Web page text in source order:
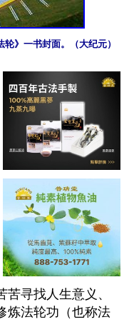
》一书封面。（大纪元）
寻找人生意义、
炼法轮功（也称法